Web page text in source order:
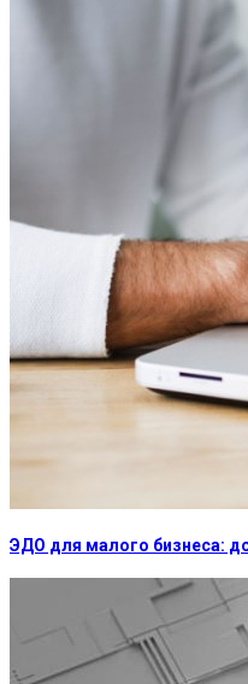
ЭДО для малого бизнеса: